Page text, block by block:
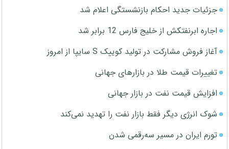
جزئیات جدید احکام بازنشستگی اعلام شد
اجاره ابرنفتکش از خلیج فارس 12 برابر شد
آغاز فروش مشارکت در تولید کوییک S سایپا از امروز
تغییرات قیمت طلا در بازارهای جهانی
افزایش قیمت نفت در بازار جهانی
شوک انرژی دیگر فقط بازار نفت را تهدید نمی‌کند
تورم ایران در مسیر سه‌رقمی شدن